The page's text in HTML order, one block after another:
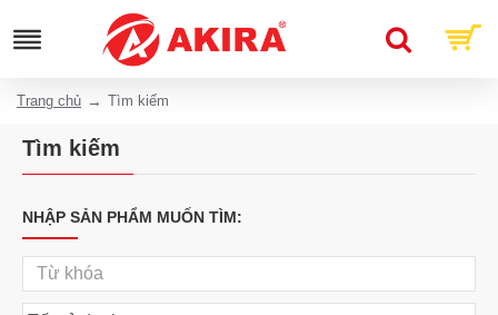
Trang chủ Tìm kiếm
Tìm kiếm
NHẬP SẢN PHẨM MUỐN TÌM: